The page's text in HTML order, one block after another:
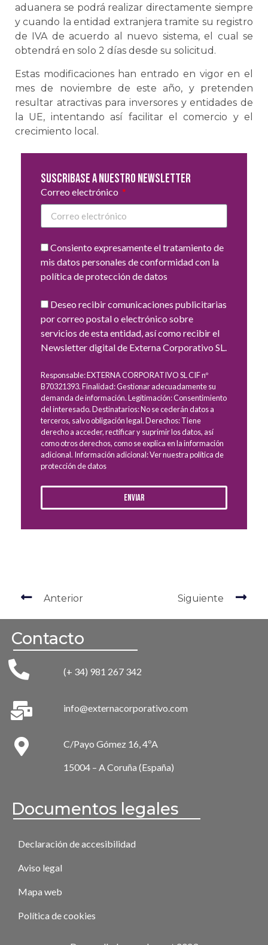
aduanera se podrá realizar directamente siempre
y cuando la entidad extranjera tramite su registro
de IVA de acuerdo al nuevo sistema, el cual se
obtendrá en solo 2 días desde su solicitud.
Estas modificaciones han entrado en vigor en el
mes de noviembre de este año, y pretenden
resultar atractivas para inversores y entidades de
la UE, intentando así facilitar el comercio y el
crecimiento local.
Suscribase a nuestro newsletter
Correo electrónico
Consiento expresamente el tratamiento de
mis datos personales de conformidad con la
política de protección de datos
Deseo recibir comunicaciones publicitarias
por correo postal o electrónico sobre
servicios de esta entidad, así como recibir el
Newsletter digital de Externa Corporativo SL.
Responsable: EXTERNA CORPORATIVO SL CIF nº
B70321393. Finalidad: Gestionar adecuadamente su
demanda de información. Legitimación: Consentimiento
del interesado. Destinatarios: No se cederán datos a
terceros, salvo obligación legal. Derechos: Tiene
derecho a acceder, rectificar y suprimir los datos, así
como otros derechos, como se explica en la información
adicional. Información adicional: Ver nuestra política de
protección de datos
Enviar
Anterior Siguiente
Contacto
(+ 34) 981 267 342
info@externacorporativo.com
C/Payo Gómez 16, 4ºA
15004 – A Coruña (España)
Documentos legales
Declaración de accesibilidad
Aviso legal
Mapa web
Política de cookies